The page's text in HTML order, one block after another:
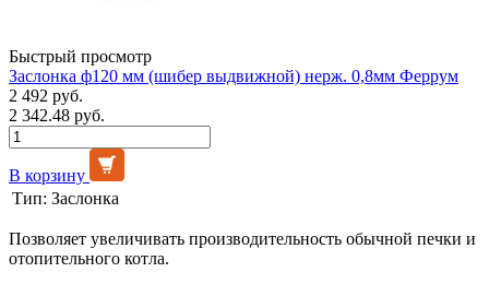
Быстрый просмотр
Заслонка ф120 мм (шибер выдвижной) нерж. 0,8мм Феррум
2 492 руб.
2 342.48 руб.
В корзину
Тип: Заслонка
Позволяет увеличивать производительность обычной печки и
отопительного котла.